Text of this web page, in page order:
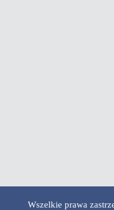
Wszelkie prawa